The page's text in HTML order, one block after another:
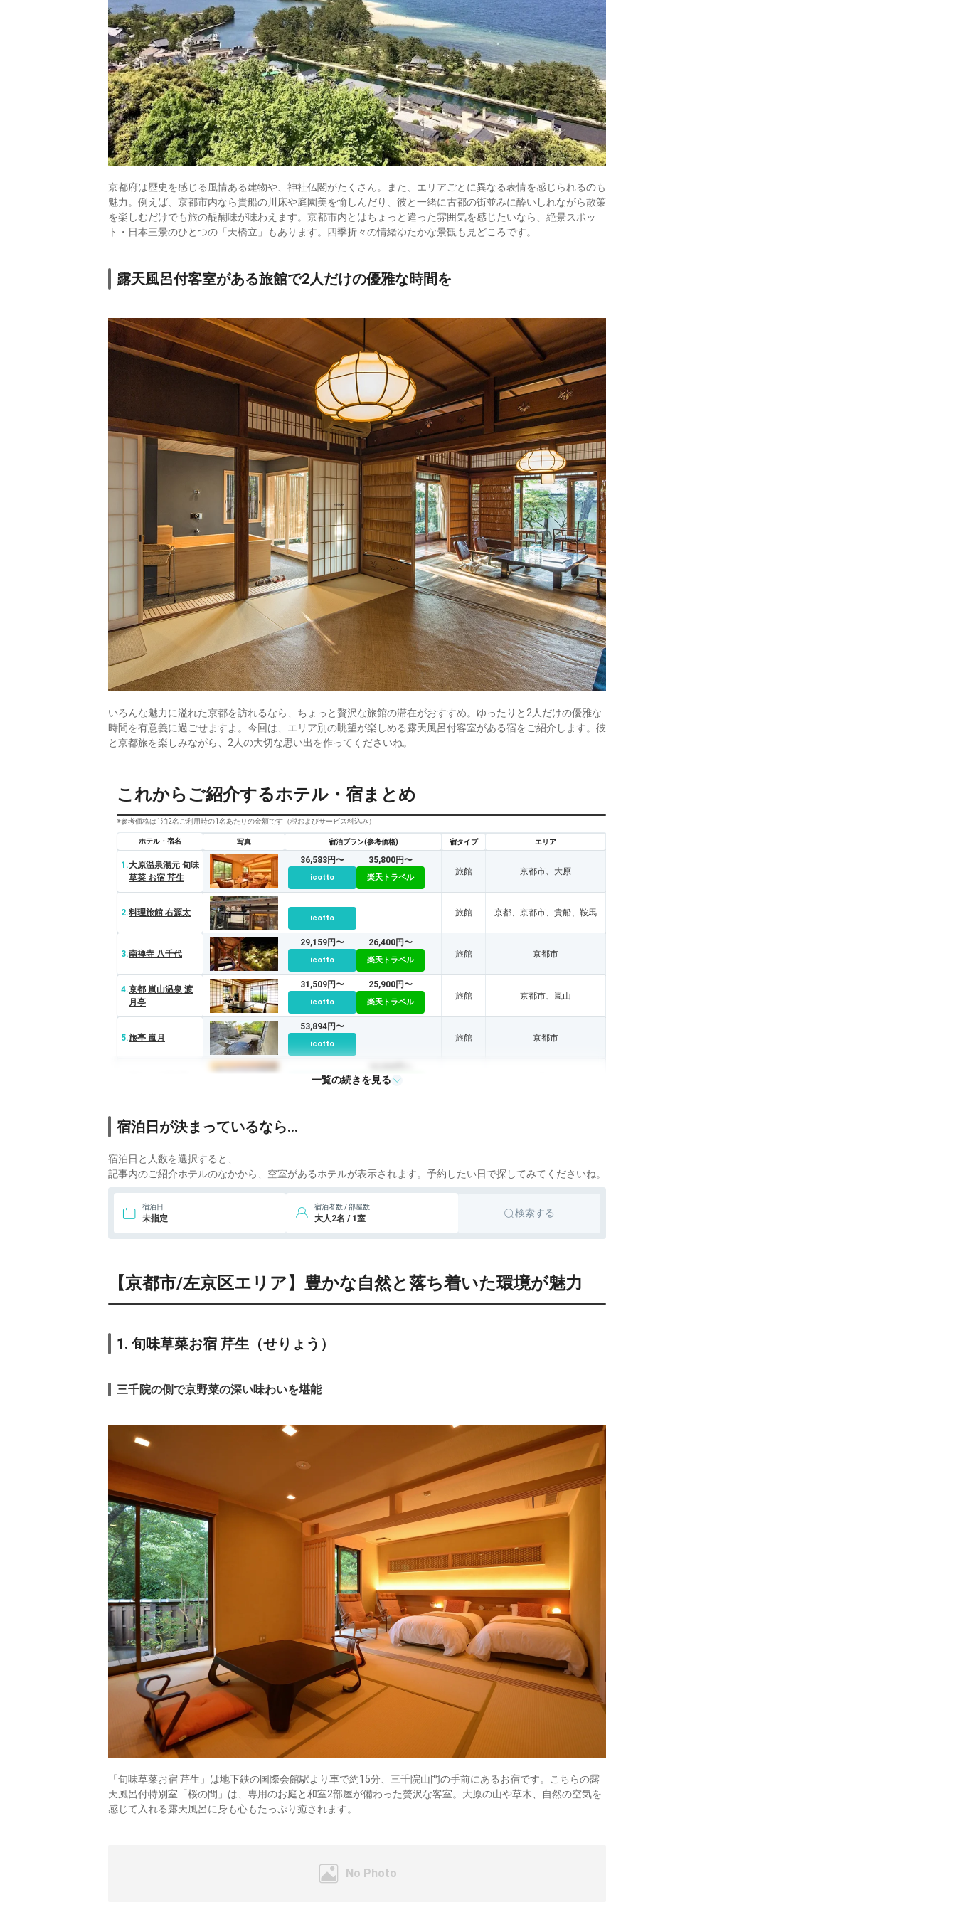
京都府は歴史を感じる風情ある建物や、神社仏閣がたくさん。また、エリアごとに異なる表情を感じられるのも
魅力。例えば、京都市内なら貴船の川床や庭園美を愉しんだり、彼と一緒に古都の街並みに酔いしれながら散策
を楽しむだけでも旅の醍醐味が味わえます。京都市内とはちょっと違った雰囲気を感じたいなら、絶景スポッ
ト・日本三景のひとつの「天橋立」もあります。四季折々の情緒ゆたかな景観も見どころです。
露天風呂付客室がある旅館で2人だけの優雅な時間を
いろんな魅力に溢れた京都を訪れるなら、ちょっと贅沢な旅館の滞在がおすすめ。ゆったりと2人だけの優雅な
時間を有意義に過ごせますよ。今回は、エリア別の眺望が楽しめる露天風呂付客室がある宿をご紹介します。彼
と京都旅を楽しみながら、2人の大切な思い出を作ってくださいね。
これからご紹介するホテル・宿まとめ
※参考価格は1泊2名ご利用時の1名あたりの金額です（税およびサービス料込み）
ホテル・宿名 写真 宿泊プラン(参考価格) 宿タイプ エリア
1.大原温泉湯元 旬味
草菜 お宿 芹生
36,583円〜
icotto
35,800円〜
楽天トラベル
旅館 京都市、大原
2.料理旅館 右源太
icotto
旅館 京都、京都市、貴船、鞍馬
3.南禅寺 八千代
29,159円〜
icotto
26,400円〜
楽天トラベル
旅館 京都市
4.京都 嵐山温泉 渡
月亭
31,509円〜
icotto
25,900円〜
楽天トラベル
旅館 京都市、嵐山
5.旅亭 嵐月
53,894円〜
icotto
旅館 京都市
icotto 楽天トラベル
7.玄妙庵
8. マリントピアリゾ
ート 天橋立離宮
icotto
奥伊根温泉 油屋別
館 和亭
icotto
40,200円〜
楽天トラベル
10.あまやどりの宿
38,100円〜
11.夕日ヶ浦温泉 佳
松苑 別邸ふうか
icotto
19,400円〜
楽天トラベル
旅館 丹後半島
icotto
一覧の続きを見る
宿泊日が決まっているなら…
宿泊日と人数を選択すると、
記事内のご紹介ホテルのなかから、空室があるホテルが表示されます。予約したい日で探してみてくださいね。
宿泊日
未指定
宿泊者数 / 部屋数
大人2名 / 1室 検索する
【京都市/左京区エリア】豊かな自然と落ち着いた環境が魅力
1. 旬味草菜お宿 芹生（せりょう）
三千院の側で京野菜の深い味わいを堪能
「旬味草菜お宿 芹生」は地下鉄の国際会館駅より車で約15分、三千院山門の手前にあるお宿です。こちらの露
天風呂付特別室「桜の間」は、専用のお庭と和室2部屋が備わった贅沢な客室。大原の山や草木、自然の空気を
感じて入れる露天風呂に身も心もたっぷり癒されます。